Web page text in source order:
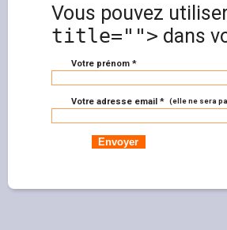
Vous pouvez
title=""> dans
Votre prénom *
Votre adresse email * (elle ne sera